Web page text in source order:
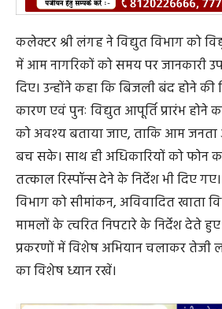
कलेक्टर श्री लंगह ने विद्युत विभाग को
में आम नागरिकों को समय पर जानकारी
दिए। उन्होंने कहा कि बिजली बंद होने
कारण एवं पुनः विद्युत आपूर्ति प्रारंभ
को अवश्य बताया जाए, ताकि आम जनता
बच सके। साथ ही अधिकारियों को फोन
तत्काल रिस्पॉन्स देने के निर्देश भी दिए
विभाग को सीमांकन, अविवादित खाता
मामलों के त्वरित निपटारे के निर्देश देते
प्रकरणों में विशेष अभियान चलाकर तेजी
का विशेष ध्यान रखें।